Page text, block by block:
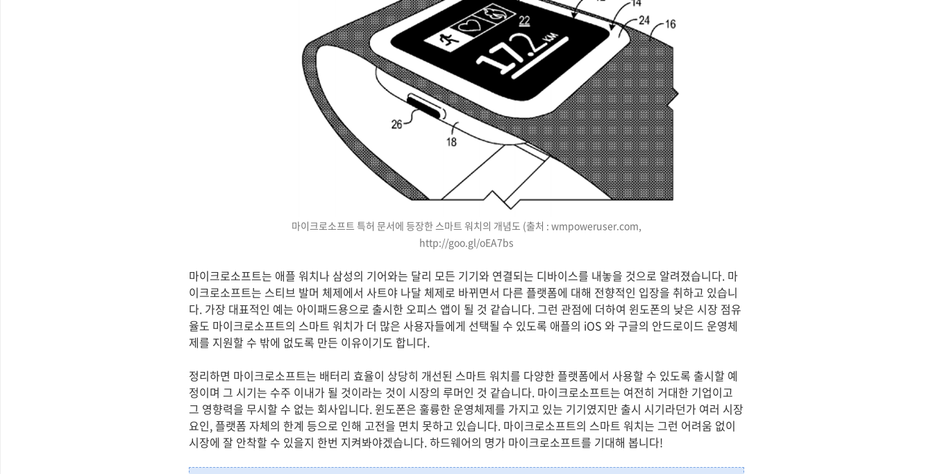
마이크로소프트 특허 문서에 등장한 스마트 워치의 개념도 (출처 : wmpoweruser.com,
http://goo.gl/oEA7bs
마이크로소프트는 애플 워치나 삼성의 기어와는 달리 모든 기기와 연결되는 디바이스를 내놓을 것으로 알려졌습니다. 마
이크로소프트는 스티브 발머 체제에서 사트야 나달 체제로 바뀌면서 다른 플랫폼에 대해 전향적인 입장을 취하고 있습니
다. 가장 대표적인 예는 아이패드용으로 출시한 오피스 앱이 될 것 같습니다. 그런 관점에 더하여 윈도폰의 낮은 시장 점유
율도 마이크로소프트의 스마트 워치가 더 많은 사용자들에게 선택될 수 있도록 애플의 iOS 와 구글의 안드로이드 운영체
제를 지원할 수 밖에 없도록 만든 이유이기도 합니다.
정리하면 마이크로소프트는 배터리 효율이 상당히 개선된 스마트 워치를 다양한 플랫폼에서 사용할 수 있도록 출시할 예
정이며 그 시기는 수주 이내가 될 것이라는 것이 시장의 루머인 것 같습니다. 마이크로소프트는 여전히 거대한 기업이고
그 영향력을 무시할 수 없는 회사입니다. 윈도폰은 훌륭한 운영체제를 가지고 있는 기기였지만 출시 시기라던가 여러 시장
요인, 플랫폼 자체의 한계 등으로 인해 고전을 면치 못하고 있습니다. 마이크로소프트의 스마트 워치는 그런 어려움 없이
시장에 잘 안착할 수 있을지 한번 지켜봐야겠습니다. 하드웨어의 명가 마이크로소프트를 기대해 봅니다!